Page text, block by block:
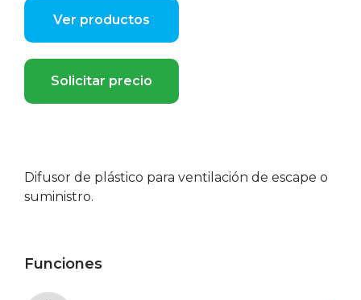
Ver productos
Solicitar precio
Difusor de plástico para ventilación de escape o
suministro.
Funciones